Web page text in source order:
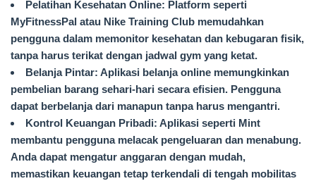
Pelatihan Kesehatan Online: Platform seperti
MyFitnessPal atau Nike Training Club memudahkan
pengguna dalam memonitor kesehatan dan kebugaran fisik,
tanpa harus terikat dengan jadwal gym yang ketat.
Belanja Pintar: Aplikasi belanja online memungkinkan
pembelian barang sehari-hari secara efisien. Pengguna
dapat berbelanja dari manapun tanpa harus mengantri.
Kontrol Keuangan Pribadi: Aplikasi seperti Mint
membantu pengguna melacak pengeluaran dan menabung.
Anda dapat mengatur anggaran dengan mudah,
memastikan keuangan tetap terkendali di tengah mobilitas